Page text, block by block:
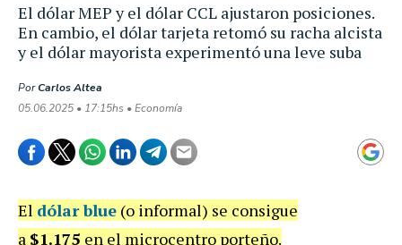
El dólar MEP y el dólar CCL ajustaron posiciones.
En cambio, el dólar tarjeta retomó su racha alcista
y el dólar mayorista experimentó una leve suba
PorCarlos Altea
05.06.2025 • 17:15hs • Economía
El dólar blue (o informal) se consigue
a $1.175 en el microcentro porteño.